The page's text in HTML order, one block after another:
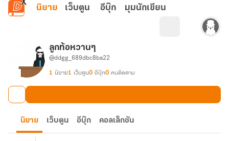
ข้ามไปยังเนื้อหาหลัก
นิยาย เว็บตูน อีบุ๊ก มุมนักเขียน
ลูกท้อหวานๆ
@ddgg_689dbc8ba22
1 นิยาย1 เว็บตูน0 อีบุ๊ก0 คนติดตาม
นิยาย เว็บตูน อีบุ๊ก คอลเล็กชัน